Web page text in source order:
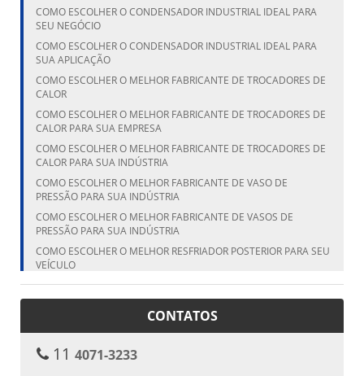
COMO ESCOLHER O CONDENSADOR INDUSTRIAL IDEAL PARA
SEU NEGÓCIO
COMO ESCOLHER O CONDENSADOR INDUSTRIAL IDEAL PARA
SUA APLICAÇÃO
COMO ESCOLHER O MELHOR FABRICANTE DE TROCADORES DE
CALOR
COMO ESCOLHER O MELHOR FABRICANTE DE TROCADORES DE
CALOR PARA SUA EMPRESA
COMO ESCOLHER O MELHOR FABRICANTE DE TROCADORES DE
CALOR PARA SUA INDÚSTRIA
COMO ESCOLHER O MELHOR FABRICANTE DE VASO DE
PRESSÃO PARA SUA INDÚSTRIA
COMO ESCOLHER O MELHOR FABRICANTE DE VASOS DE
PRESSÃO PARA SUA INDÚSTRIA
COMO ESCOLHER O MELHOR RESFRIADOR POSTERIOR PARA SEU
VEÍCULO
COMO ESCOLHER O MELHOR RESFRIADOR POSTERIOR PARA SEU
VEÍCULO
COMO ESCOLHER O MELHOR VASO DE PRESSÃO FABRICANTE
PARA SUA NECESSIDADE
COMO ESCOLHER O TANQUE CILÍNDRICO VERTICAL IDEAL PARA
CONTATOS
11 4071-3233